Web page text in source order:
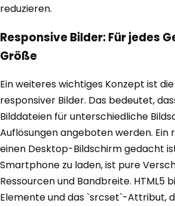
reduzieren.
Responsive Bilder: Für jedes
Größe
Ein weiteres wichtiges Konzept ist
responsiver Bilder. Das bedeutet,
Bilddateien für unterschiedliche
Auflösungen angeboten werden. Ein
einen Desktop-Bildschirm gedacht
Smartphone zu laden, ist pure
Ressourcen und Bandbreite. HTML5
Elemente und das `srcset`-Attribut,